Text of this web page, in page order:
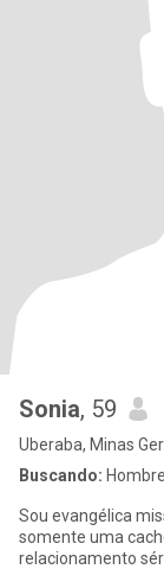
Sonia, 59
Uberaba, Minas
Buscando:
Sou evangélica
somente uma
relacionamento